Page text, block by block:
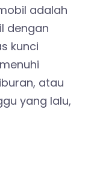
adalah
dengan
kunci
atau
yang lalu,